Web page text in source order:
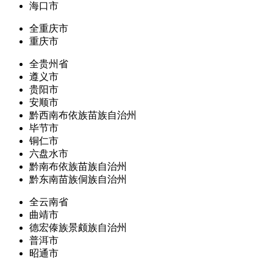
海口市
全重庆市
重庆市
全贵州省
遵义市
贵阳市
安顺市
黔西南布依族苗族自治州
毕节市
铜仁市
六盘水市
黔南布依族苗族自治州
黔东南苗族侗族自治州
全云南省
曲靖市
德宏傣族景颇族自治州
普洱市
昭通市